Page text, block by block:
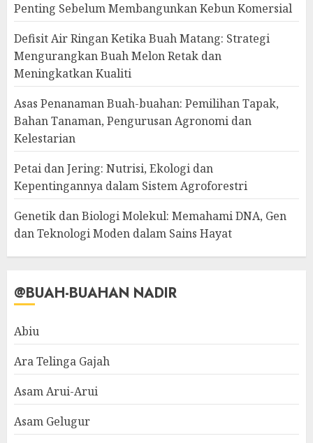
Penting Sebelum Membangunkan Kebun Komersial
Defisit Air Ringan Ketika Buah Matang: Strategi
Mengurangkan Buah Melon Retak dan
Meningkatkan Kualiti
Asas Penanaman Buah-buahan: Pemilihan Tapak,
Bahan Tanaman, Pengurusan Agronomi dan
Kelestarian
Petai dan Jering: Nutrisi, Ekologi dan
Kepentingannya dalam Sistem Agroforestri
Genetik dan Biologi Molekul: Memahami DNA, Gen
dan Teknologi Moden dalam Sains Hayat
@BUAH-BUAHAN NADIR
Abiu
Ara Telinga Gajah
Asam Arui-Arui
Asam Gelugur